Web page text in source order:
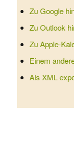
Zu Google
Zu Outlook
Zu Apple-
Einem
Als XML